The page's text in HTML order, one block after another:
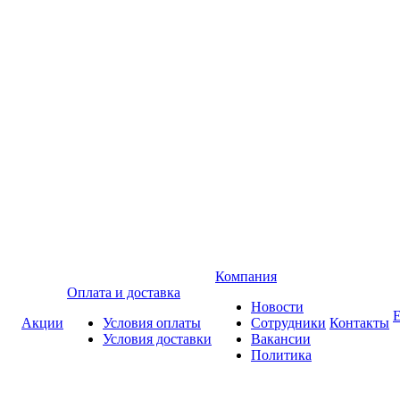
Акции
Оплата и доставка
Условия оплаты
Условия доставки
Компания
Новости
Сотрудники
Вакансии
Политика
Контакты